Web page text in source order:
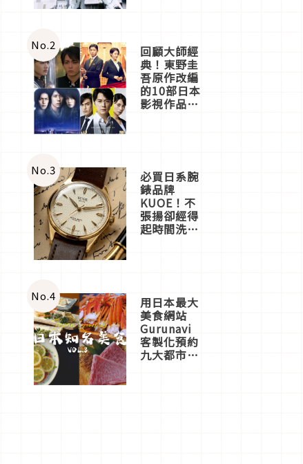
體驗
No.2 回顧大師經
典！東野圭
吾原作改編
的10部日本
影視作品推
No.3 必買日系腕
錶品牌
KUOE！不
張揚卻經得
起時間洗鍊
No.4 用日本最大
美食網站
Gurunavi
客製化預約
九大都市餐